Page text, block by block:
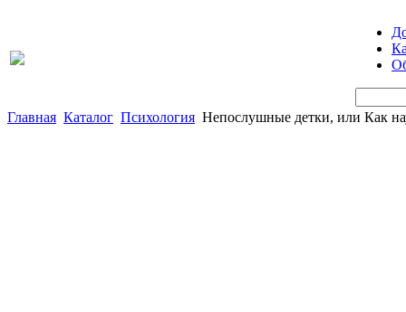
Главная Каталог Психология Непослушные детки, или Как